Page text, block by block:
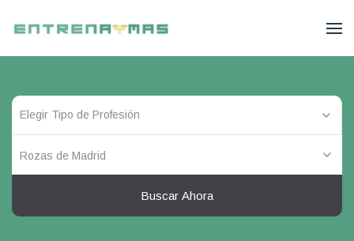
Rozas de Madrid
Buscar Ahora